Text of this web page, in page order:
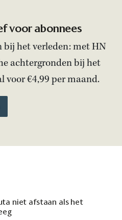
voor abonnees
bij het verleden: met HN
achtergronden bij het
voor €4,99 per maand.
niet afstaan als het